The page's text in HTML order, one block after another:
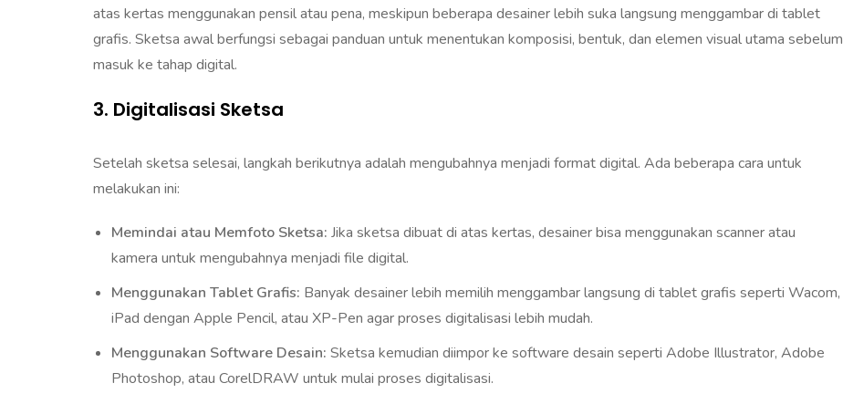
atas kertas menggunakan pensil atau pena, meskipun beberapa desainer lebih suka langsung menggambar di tablet
grafis. Sketsa awal berfungsi sebagai panduan untuk menentukan komposisi, bentuk, dan elemen visual utama sebelum
masuk ke tahap digital.
3. Digitalisasi Sketsa
Setelah sketsa selesai, langkah berikutnya adalah mengubahnya menjadi format digital. Ada beberapa cara untuk
melakukan ini:
Memindai atau Memfoto Sketsa: Jika sketsa dibuat di atas kertas, desainer bisa menggunakan scanner atau
kamera untuk mengubahnya menjadi file digital.
Menggunakan Tablet Grafis: Banyak desainer lebih memilih menggambar langsung di tablet grafis seperti Wacom,
iPad dengan Apple Pencil, atau XP-Pen agar proses digitalisasi lebih mudah.
Menggunakan Software Desain: Sketsa kemudian diimpor ke software desain seperti Adobe Illustrator, Adobe
Photoshop, atau CorelDRAW untuk mulai proses digitalisasi.